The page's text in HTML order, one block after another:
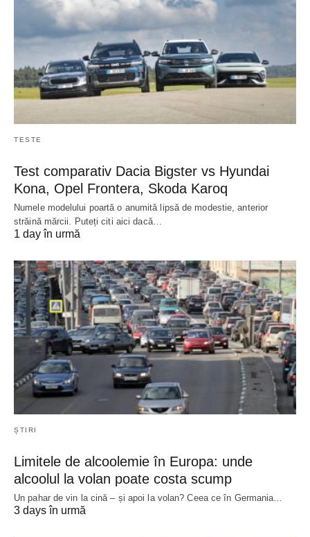
TESTE
Test comparativ Dacia Bigster vs Hyundai
Kona, Opel Frontera, Skoda Karoq
Numele modelului poartă o anumită lipsă de modestie, anterior
străină mărcii. Puteți citi aici dacă…
1 day în urmă
ȘTIRI
Limitele de alcoolemie în Europa: unde
alcoolul la volan poate costa scump
Un pahar de vin la cină – și apoi la volan? Ceea ce în Germania…
3 days în urmă